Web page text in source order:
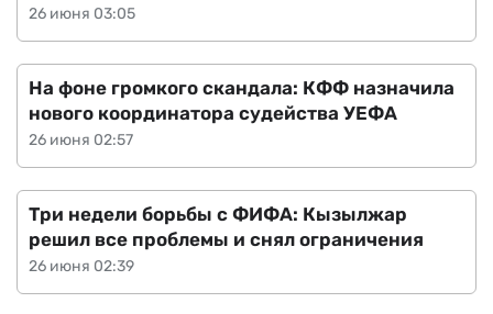
26 июня 03:05
26 июня 02:57
На фоне громкого скандала: КФФ назначила
нового координатора судейства УЕФА
26 июня 02:39
Три недели борьбы с ФИФА: Кызылжар
решил все проблемы и снял ограничения